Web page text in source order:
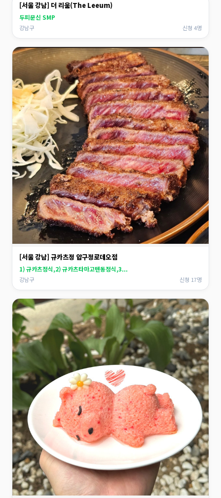
[서울 강남] 더 리움(The Leeum)
두피문신 SMP
강남구 신청 4명
[서울 강남] 규카츠정 압구정로데오점
1) 규카츠정식,2) 규카츠타마고텐동정식,3...
강남구 신청 17명